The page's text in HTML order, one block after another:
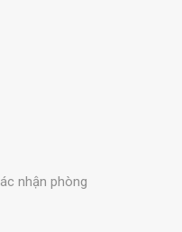
nhận phòng